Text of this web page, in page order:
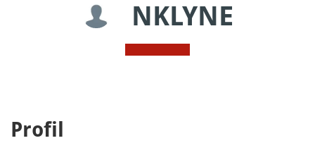
NKLYNE
Profil